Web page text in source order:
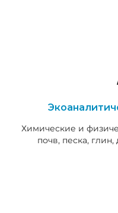
Химические и
почв, песка,